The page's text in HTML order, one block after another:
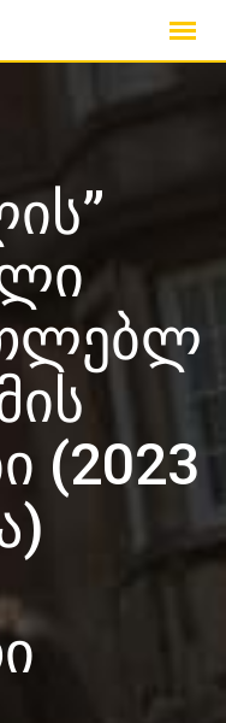
(2023